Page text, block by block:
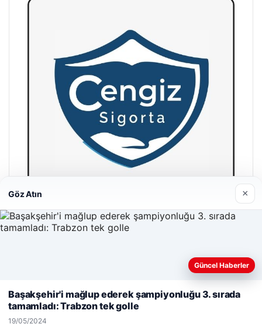
Hastaş Beton
Web sitemizi nasıl kullandığınızı daha iyi anlayabilmek,
kullanıyoruz. Çerez Politikamız
Göz Atın ×
Güncel Haberler
Başakşehir'i mağlup ederek şampiyonluğu 3. sırada
tamamladı: Trabzon tek golle
19/05/2024